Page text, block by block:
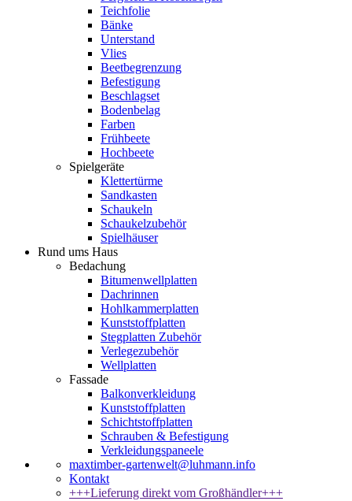
Teichfolie
Bänke
Unterstand
Vlies
Beetbegrenzung
Befestigung
Beschlagset
Bodenbelag
Farben
Frühbeete
Hochbeete
Spielgeräte
Klettertürme
Sandkasten
Schaukeln
Schaukelzubehör
Spielhäuser
Rund ums Haus
Bedachung
Bitumenwellplatten
Dachrinnen
Hohlkammerplatten
Kunststoffplatten
Stegplatten Zubehör
Verlegezubehör
Wellplatten
Fassade
Balkonverkleidung
Kunststoffplatten
Schichtstoffplatten
Schrauben & Befestigung
Verkleidungspaneele
maxtimber-gartenwelt@luhmann.info
Kontakt
+++Lieferung direkt vom Großhändler+++